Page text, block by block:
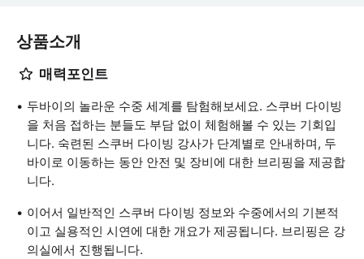
상품소개
매력포인트
두바이의 놀라운 수중 세계를 탐험해보세요. 스쿠버 다이빙
을 처음 접하는 분들도 부담 없이 체험해볼 수 있는 기회입
니다. 숙련된 스쿠버 다이빙 강사가 단계별로 안내하며, 두
바이로 이동하는 동안 안전 및 장비에 대한 브리핑을 제공합
니다.
이어서 일반적인 스쿠버 다이빙 정보와 수중에서의 기본적
이고 실용적인 시연에 대한 개요가 제공됩니다. 브리핑은 강
의실에서 진행됩니다.